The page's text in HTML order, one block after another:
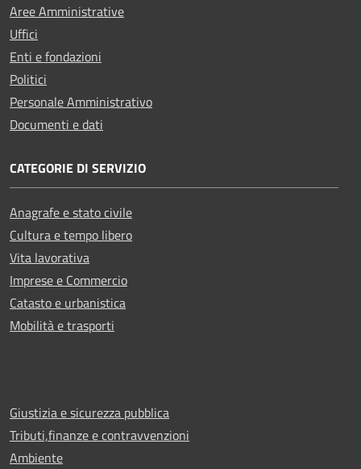
Aree Amministrative
Uffici
Enti e fondazioni
Politici
Personale Amministrativo
Documenti e dati
CATEGORIE DI SERVIZIO
Anagrafe e stato civile
Cultura e tempo libero
Vita lavorativa
Imprese e Commercio
Catasto e urbanistica
Mobilità e trasporti
Giustizia e sicurezza pubblica
Tributi,finanze e contravvenzioni
Ambiente